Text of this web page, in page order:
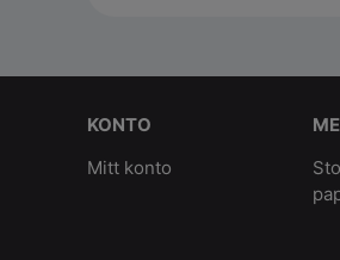
KONTO
Mitt konto